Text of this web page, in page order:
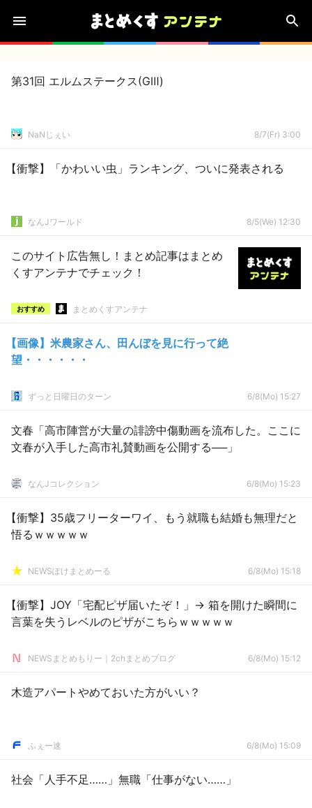
第31回 エルムステークス(GⅢ)
NaNじぇい 8/7(Fr) 3:00
【衝撃】「かわいい虫」ランキング、ついに発表される
なんJワールド 8/5(We) 12:30
このサイト広告無し！まとめ記事はまとめ
くすアンテナでチェック！
おすすめ まとめくすアンテナ
【画像】米農家さん、田んぼを見に行って絶
望・・・・・・
ずっと日曜日のターン 6/8(Mo) 15:27
文春「高市陣営が大量の誹謗中傷動画を流布した。ここに
文春が入手した高市礼賛動画を公開する──」
なんJコレクション 6/8(Mo) 15:23
【衝撃】35歳フリーターワイ、もう就職も結婚も無理だと
悟るｗｗｗｗｗ
NEWSぽけまとめーる 6/8(Mo) 15:18
【衝撃】JOY「宅配ピザ届いたぞ！」→ 箱を開けた瞬間に
言葉を失うレベルのピザがこちらｗｗｗｗｗ
NEWSまとめもりー｜2chまとめブログ 6/8(Mo) 15:12
木造アパートやめておいた方がいい？
ふぇー速 6/8(Mo) 15:09
社会「人手不足……」無職「仕事がない……」